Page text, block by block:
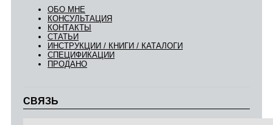
ОБО МНЕ
КОНСУЛЬТАЦИЯ
КОНТАКТЫ
СТАТЬИ
ИНСТРУКЦИИ / КНИГИ / КАТАЛОГИ
СПЕЦИФИКАЦИИ
ПРОДАНО
СВЯЗЬ